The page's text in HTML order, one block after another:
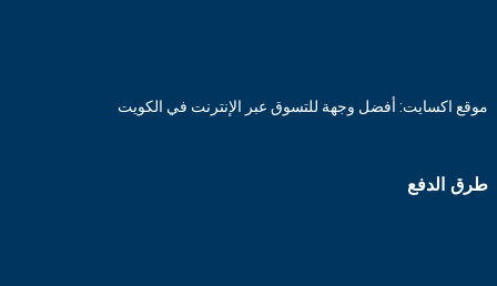
موقع اكسايت: أفضل وجهة للتسوق عبر الإنترنت في الكويت
طرق الدفع